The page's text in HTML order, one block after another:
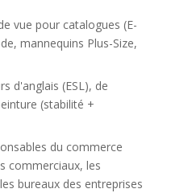
vue pour catalogues (E-
mannequins Plus-Size,
d'anglais (ESL), de
(stabilité +
du commerce
commerciaux, les
bureaux des entreprises